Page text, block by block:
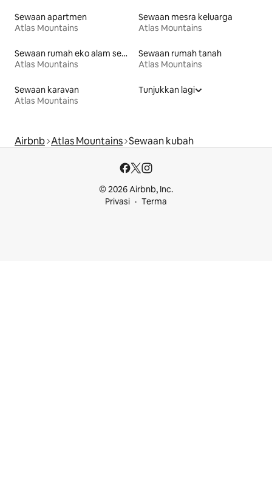
Sewaan apartmen
Atlas Mountains
Sewaan mesra keluarga
Atlas Mountains
Sewaan rumah eko alam semula jadi
Atlas Mountains
Sewaan rumah tanah
Atlas Mountains
Sewaan karavan
Atlas Mountains
Tunjukkan lagi
Airbnb Atlas Mountains Sewaan kubah
© 2026 Airbnb, Inc.
Privasi
Terma